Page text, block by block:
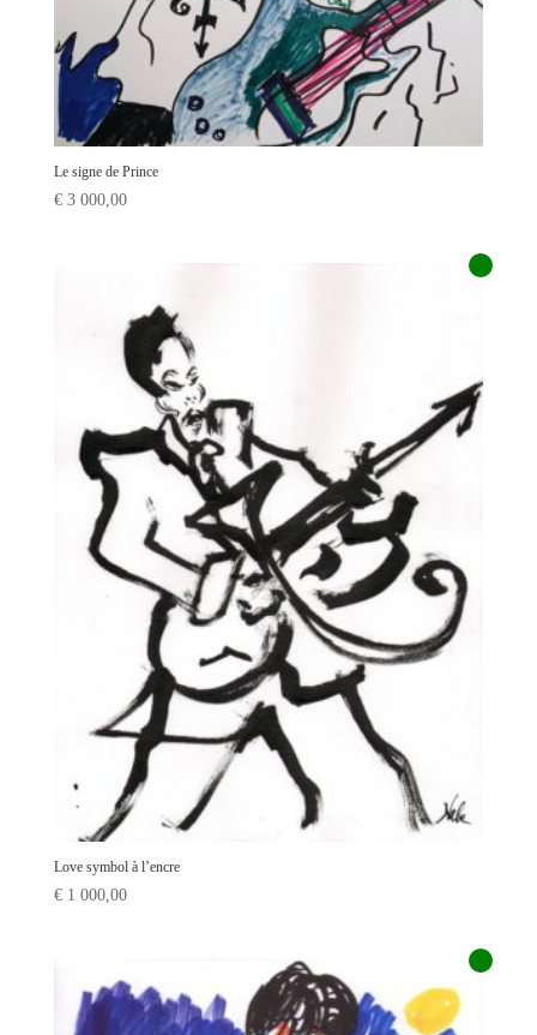
Le signe de Prince
€3 000,00
Love symbol à l’encre
€1 000,00